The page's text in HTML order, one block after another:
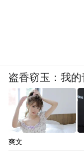
盗香窃玉：我
爽文